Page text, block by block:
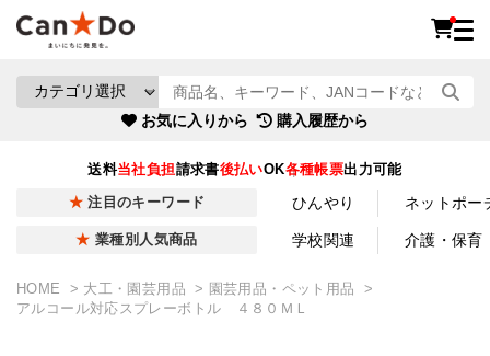
お気に入りから 購入履歴から
送料当社負担請求書後払いOK各種帳票出力可能
注目のキーワード ひんやり ネットポー
業種別人気商品 学校関連 介護・保育
HOME 大工・園芸用品
園芸用品・ペット用品
アルコール対応スプレーボトル ４８０ＭＬ